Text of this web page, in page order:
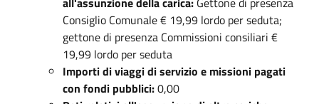
Consiglio Comunale € 19,99 lordo per seduta;
gettone di presenza Commissioni consiliari €
19,99 lordo per seduta
Importi di viaggi di servizio e missioni pagati
con fondi pubblici:0,00